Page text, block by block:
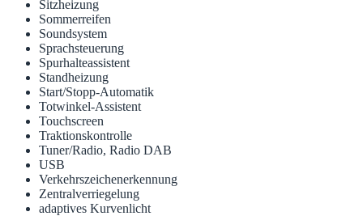
Sitzheizung
Sommerreifen
Soundsystem
Sprachsteuerung
Spurhalteassistent
Standheizung
Start/Stopp-Automatik
Totwinkel-Assistent
Touchscreen
Traktionskontrolle
Tuner/Radio, Radio DAB
USB
Verkehrszeichenerkennung
Zentralverriegelung
adaptives Kurvenlicht